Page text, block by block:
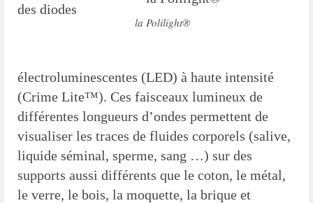
la Polilight®
des diodes
électroluminescentes (LED) à haute intensité
(Crime Lite™). Ces faisceaux lumineux de
différentes longueurs d’ondes permettent de
visualiser les traces de fluides corporels (salive,
liquide séminal, sperme, sang …) sur des
supports aussi différents que le coton, le métal,
le verre, le bois, la moquette, la brique et